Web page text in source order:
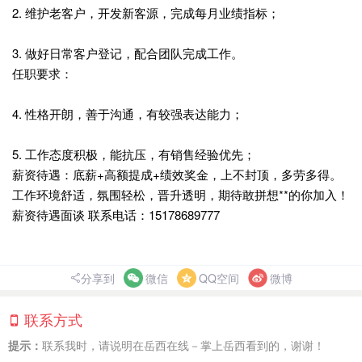
2. 维护老客户，开发新客源，完成每月业绩指标；
3. 做好日常客户登记，配合团队完成工作。
任职要求：
4. 性格开朗，善于沟通，有较强表达能力；
5. 工作态度积极，能抗压，有销售经验优先；
薪资待遇：底薪+高额提成+绩效奖金，上不封顶，多劳多得。
工作环境舒适，氛围轻松，晋升透明，期待敢拼想**的你加入！
薪资待遇面谈 联系电话：15178689777
分享到 微信 QQ空间 微博
联系方式
提示： 联系我时，请说明在岳西在线－掌上岳西看到的，谢谢！